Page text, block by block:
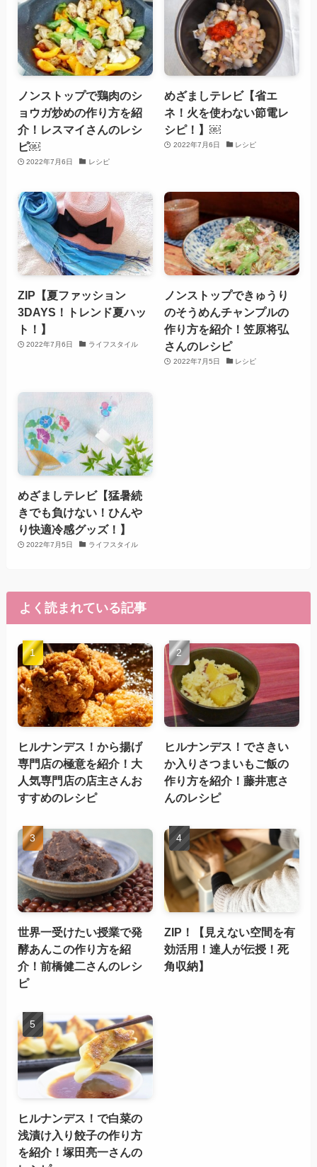
ノンストップで鶏肉のシ
ョウガ炒めの作り方を紹
介！レスマイさんのレシ
ピ￼
2022年7月6日 レシピ
めざましテレビ【省エ
ネ！火を使わない節電レ
シピ！】￼
2022年7月6日 レシピ
ZIP【夏ファッション
3DAYS！トレンド夏ハッ
ト！】
2022年7月6日 ライフスタイル
ノンストップできゅうり
のそうめんチャンプルの
作り方を紹介！笠原将弘
さんのレシピ
2022年7月5日 レシピ
めざましテレビ【猛暑続
きでも負けない！ひんや
り快適冷感グッズ！】
2022年7月5日 ライフスタイル
よく読まれている記事
ヒルナンデス！から揚げ
専門店の極意を紹介！大
人気専門店の店主さんお
すすめのレシピ
ヒルナンデス！でさきい
か入りさつまいもご飯の
作り方を紹介！藤井恵さ
んのレシピ
世界一受けたい授業で発
酵あんこの作り方を紹
介！前橋健二さんのレシ
ピ
ZIP！【見えない空間を有
効活用！達人が伝授！死
角収納】
ヒルナンデス！で白菜の
浅漬け入り餃子の作り方
を紹介！塚田亮一さんの